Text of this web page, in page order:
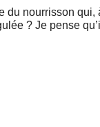
du nourrisson
? Je pense